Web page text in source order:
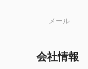
メール
会社情報